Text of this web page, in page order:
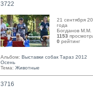
3722
21 сентября
года
Богданов М.М.
1153
0 рейтинг
Альбом: Выставки собак Тараз 2012
Осень
Тема: Животные
3716